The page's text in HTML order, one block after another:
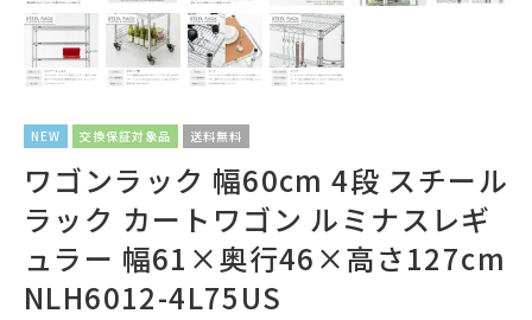
NEW 交換保証対象品 送料無料
ワゴンラック 幅60cm 4段 スチール
ラック カートワゴン ルミナスレギ
ュラー 幅61×奥行46×高さ127cm
NLH6012-4L75US